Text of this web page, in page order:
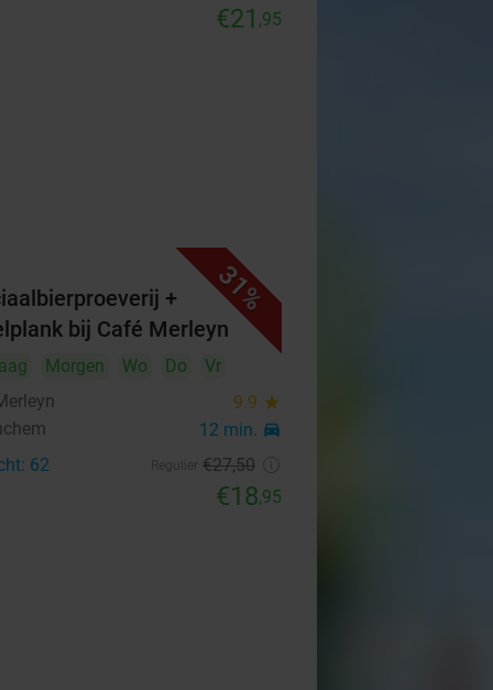
€21 ,95
31%
+
bij Café Merleyn
Morgen Wo Do
Vr
9.9 star
12 min. directions_car
62 €27,50
€18,95